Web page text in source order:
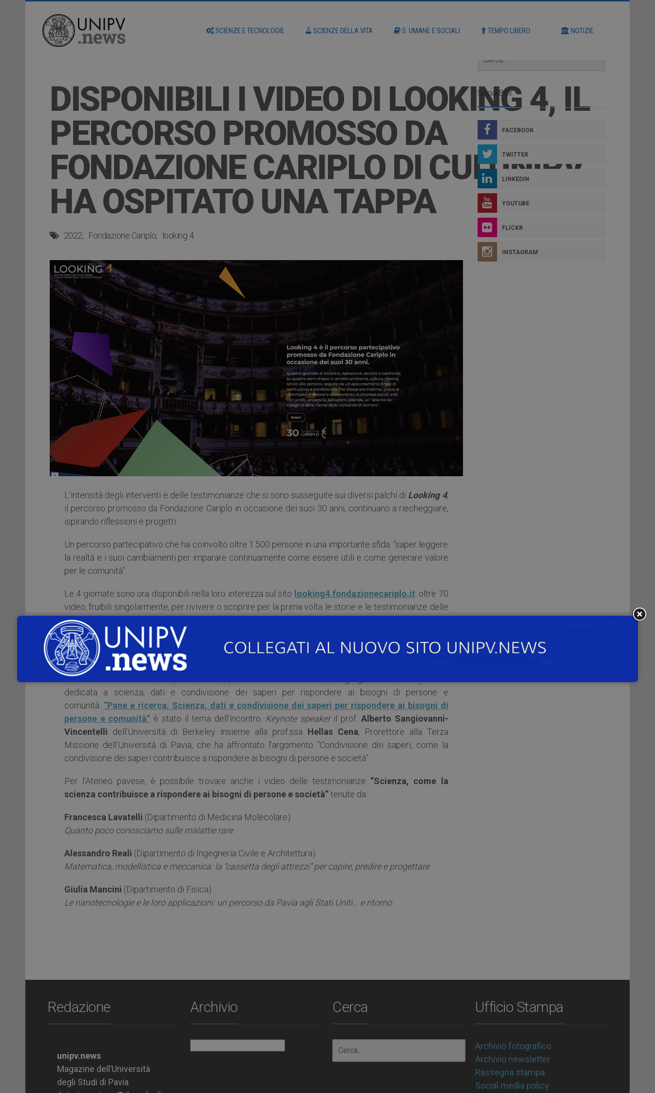
SCIENZE E TECNOLOGIE SCIENZE DELLA VITA S. UMANE E SOCIALI TEMPO LIBERO NOTIZIE
DISPONIBILI I VIDEO DI LOOKING 4, IL
PERCORSO PROMOSSO DA
FONDAZIONE CARIPLO DI CUI UNIPV
HA OSPITATO UNA TAPPA
2022 Fondazione Cariplo looking 4
L’intensità degli interventi e delle testimonianze che si sono susseguite sui diversi palchi di Looking 4,
il percorso promosso da Fondazione Cariplo in occasione dei suoi 30 anni, continuano a riecheggiare,
ispirando riflessioni e progetti.
Un percorso partecipativo che ha coinvolto oltre 1.500 persone in una importante sfida: “saper leggere
la realtà e i suoi cambiamenti per imparare continuamente come essere utili e come generare valore
per le comunità”.
Le 4 giornate sono ora disponibili nella loro interezza sul sito looking4.fondazionecariplo.it: oltre 70
video, fruibili singolarmente, per rivivere o scoprire per la prima volta le storie e le testimonianze delle
tante realtà non profit e imprese sociali protagoniste di
Per rendere la scoperta dei contenuti più immediata e coinvolgente, i video sono raccolti inplaylist
corrispondenti alle diverse giornate di lavoro o ad alcuni temi trasversali di grande attualità.
L’Università di Pavia
dedicata a scienza, dati e condivisione dei saperi per rispondere ai bisogni di persone e
comunità. “Pane e ricerca. Scienza, dati e condivisione dei saperi per rispondere ai bisogni di
persone e comunità” è stato il tema dell’incontro. Keynote speakeril prof. Alberto Sangiovanni-
Vincentelli dell’Università di Berkeley insieme alla prof.ssa Hellas Cena, Prorettore alla Terza
Missione dell’Università di Pavia, che ha affrontato l’argomento “Condivisione dei saperi, come la
condivisione dei saperi contribuisce a rispondere ai bisogni di persone e società”.
Per l’Ateneo pavese, è possibile trovare anche i video delle testimonianze “Scienza, come la
scienza contribuisce a rispondere ai bisogni di persone e società”tenute da:
Francesca Lavatelli (Dipartimento di Medicina Molecolare)
Quanto poco conosciamo sulle malattie rare
Alessandro Reali (Dipartimento di Ingegneria Civile e Architettura)
Matematica, modellistica e meccanica: la “cassetta degli attrezzi” per capire, predire e progettare
Giulia Mancini (Dipartimento di Fisica)
Le nanotecnologie e le loro applicazioni: un percorso da Pavia agli Stati Uniti… e ritorno
Social Box
FACEBOOK
TWITTER
LINKEDIN
YOUTUBE
FLICKR
INSTAGRAM
Redazione
unipv.news
Magazine dell’Università
degli Studi di Pavia
Archivio Cerca Ufficio Stampa
Archivio fotografico
Archivio newsletter
Rassegna stampa
Social media policy